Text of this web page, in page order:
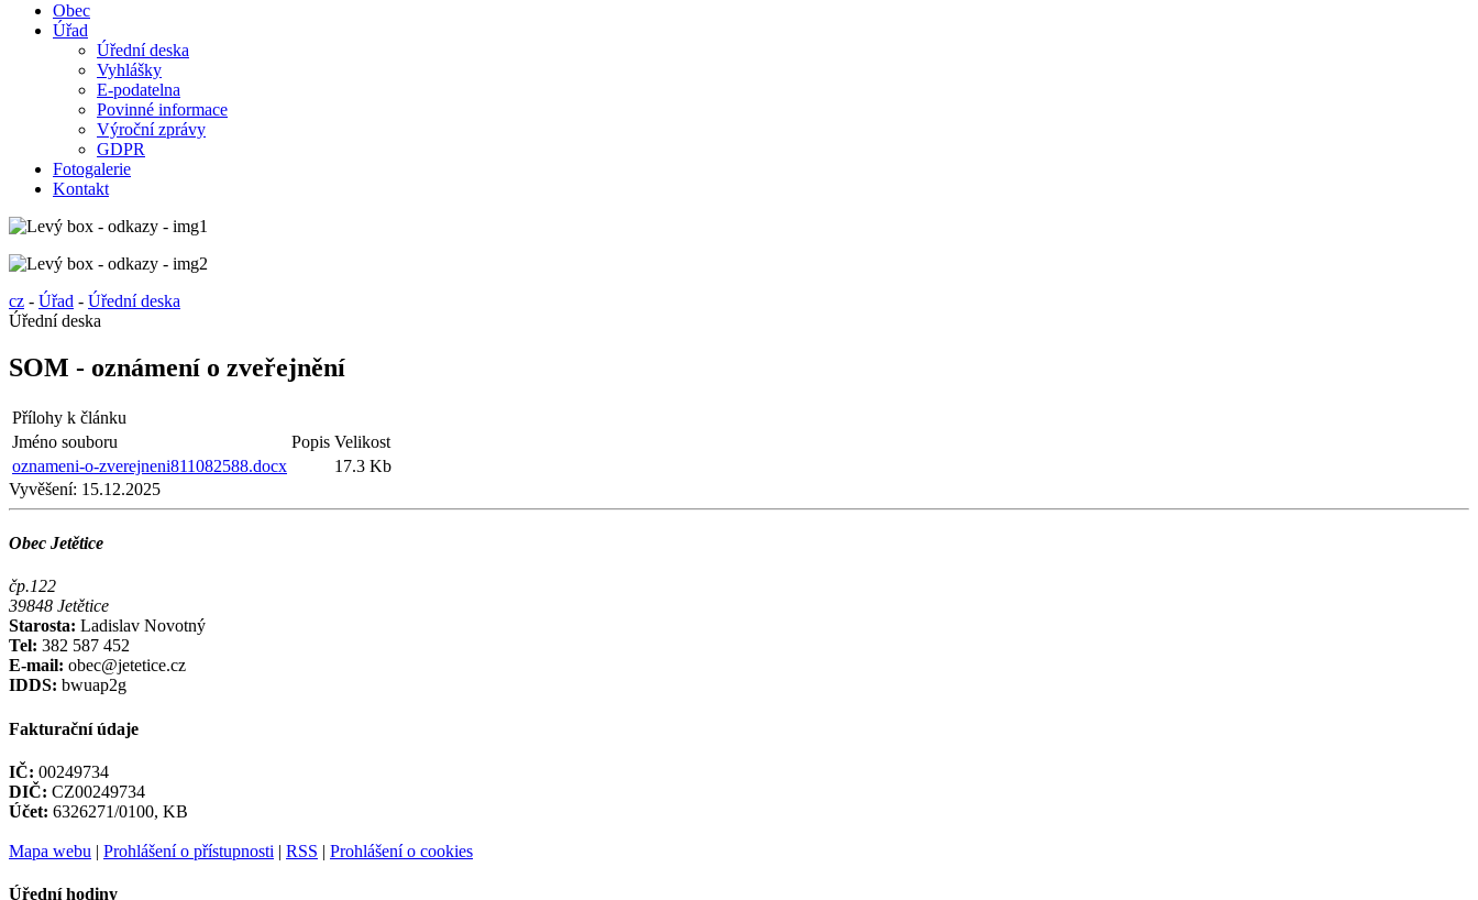
Obec
Úřad
Úřední deska
Vyhlášky
E-podatelna
Povinné informace
Výroční zprávy
GDPR
Fotogalerie
Kontakt
cz - Úřad - Úřední deska
Úřední deska
SOM - oznámení o zveřejnění
Přílohy k článku
Jméno souboru
Popis Velikost
oznameni-o-zverejneni811082588.docx
17.3 Kb
Vyvěšení: 15.12.2025
Obec Jetětice
čp.122
39848 Jetětice
Starosta: Ladislav Novotný
Tel: 382 587 452
E-mail: obec@jetetice.cz
IDDS: bwuap2g
Fakturační údaje
IČ: 00249734
DIČ: CZ00249734
Účet: 6326271/0100, KB
Mapa webu | Prohlášení o přístupnosti | RSS | Prohlášení o cookies
Úřední hodiny